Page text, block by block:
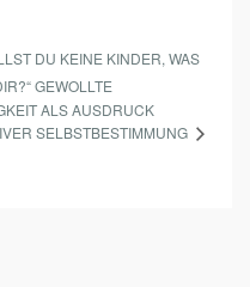
DU KEINE KINDER, WAS
GEWOLLTE
ALS AUSDRUCK
SELBSTBESTIMMUNG